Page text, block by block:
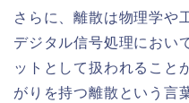
さらに、離散は物理学や
デジタル信号処理におい
ットとして扱われること
がりを持つ離散という言